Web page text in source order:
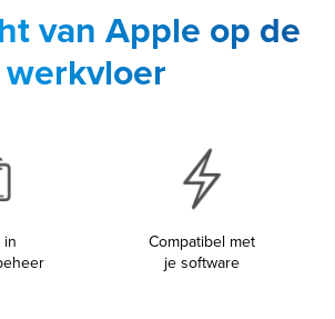
van Apple op de
werkvloer
in
Compatibel met
je software